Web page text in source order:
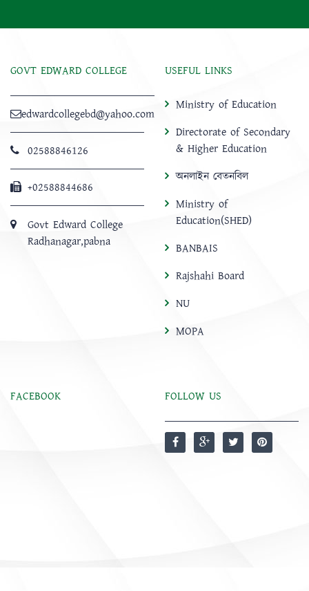
GOVT EDWARD COLLEGE
edwardcollegebd@yahoo.com
02588846126
+02588844686
Govt Edward College
Radhanagar,pabna
USEFUL LINKS
Ministry of Education
Directorate of Secondary
& Higher Education
অনলাইন বেতনবিল
Ministry of
Education(SHED)
BANBAIS
Rajshahi Board
NU
MOPA
FACEBOOK FOLLOW US